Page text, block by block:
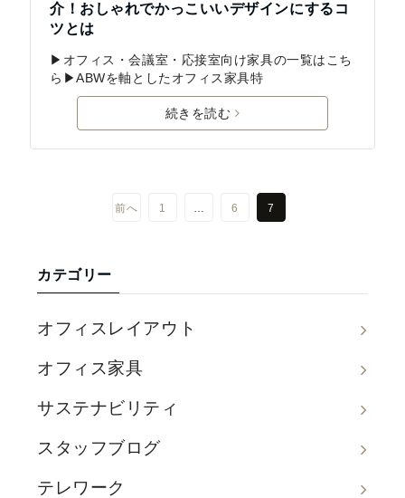
介！おしゃれでかっこいいデザインにするコ
ツとは
▶オフィス・会議室・応接室向け家具の一覧はこち
ら▶ABWを軸としたオフィス家具特
続きを読む
前へ 1 … 6 7
カテゴリー
オフィスレイアウト
オフィス家具
サステナビリティ
スタッフブログ
テレワーク